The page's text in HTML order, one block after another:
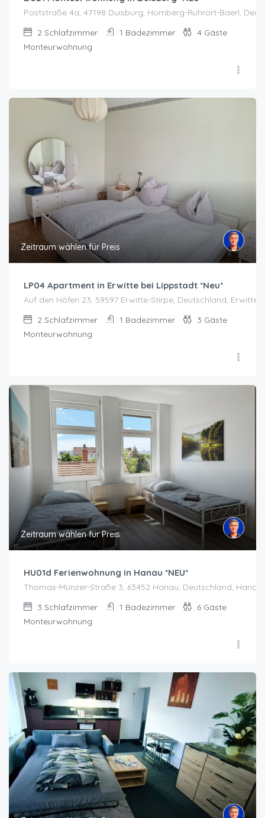
Poststraße 4a, 47198 Duisburg, Homberg-Ruhrort-Baerl,
2 Schlafzimmer 1 Badezimmer 4 Gäste
Monteurwohnung
Zeitraum wählen für Preis
LP04 Apartment in Erwitte bei Lippstadt *Neu*
Auf den Höfen 23, 59597 Erwitte-Stirpe, Deutschland, Erwitte
2 Schlafzimmer 1 Badezimmer 3 Gäste
Monteurwohnung
Zeitraum wählen für Preis
HU01d Ferienwohnung in Hanau *NEU*
Thomas-Münzer-Straße 3, 63452 Hanau, Deutschland, Hanau
3 Schlafzimmer 1 Badezimmer 6 Gäste
Monteurwohnung